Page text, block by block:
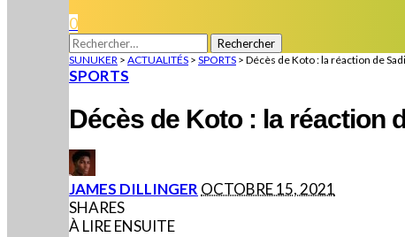
0
Rechercher :
SUNUKER > ACTUALITÉS > SPORTS > Décès de Koto : la réaction de
SPORTS
Décès de Koto : la réaction
POSTED
BY
JAMES DILLINGER OCTOBRE 15, 2021
SHARES
À LIRE ENSUITE